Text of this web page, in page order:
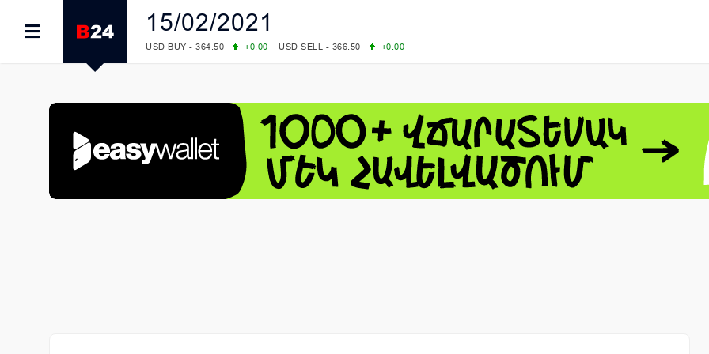
15/02/2021
USD BUY - 364.50 +0.00 USD SELL - 366.50
+0.00
COMEX: PLATINUM - 1749.90
LME: ALUMINIUM - 3184.00
-0.27 COPPER - 13791.00
-0.12
LME: NICKEL - 17249.00
+0.09 TIN - 55268.00
+2.50
LME: LEAD - 1877.50
-1.00 ZINC - 3643.00
+1.43
FOREX: USD/JPY - 158.37
+0.44 EUR/GBP - 1.1521
-0.23
FOREX: EUR/USD - 1.1521
-0.23 GBP/USD - 1.3448
-0.08